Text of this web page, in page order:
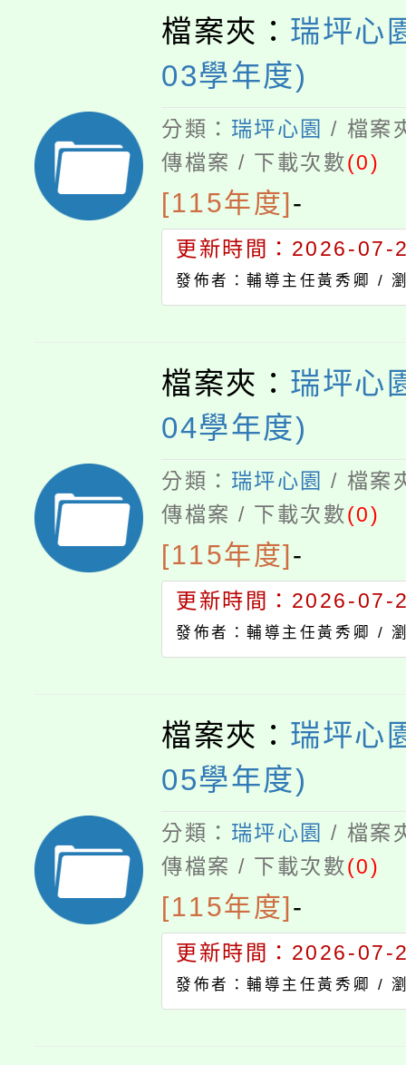
檔案夾： 瑞坪心
03學年度)
分類： 瑞坪心園 / 檔案
傳檔案 / 下載次數(0)
[115年度]-
更新時間：2026-07-
發佈者：輔導主任黃秀卿 /
檔案夾： 瑞坪心
04學年度)
分類： 瑞坪心園 / 檔案
傳檔案 / 下載次數(0)
[115年度]-
更新時間：2026-07-
發佈者：輔導主任黃秀卿 /
檔案夾： 瑞坪心
05學年度)
分類： 瑞坪心園 / 檔案
傳檔案 / 下載次數(0)
[115年度]-
更新時間：2026-07-
發佈者：輔導主任黃秀卿 /